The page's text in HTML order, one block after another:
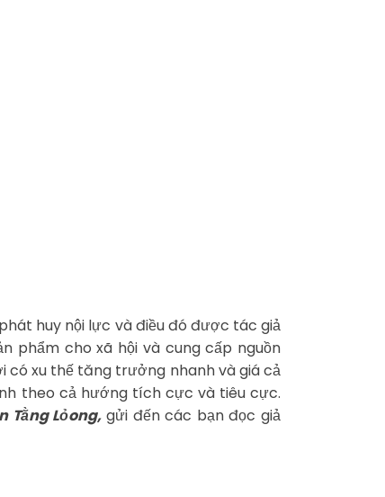
huy nội lực và điều đó được tác giả
phẩm cho xã hội và cung cấp nguồn
có xu thế tăng trưởng nhanh và giá cả
theo cả hướng tích cực và tiêu cực.
Tằng Lỏong,gửi đến các bạn đọc giả